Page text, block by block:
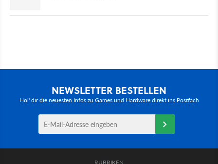
NEWSLETTER BESTELLEN
Hol' dir die neuesten Infos zu Games und Hardware direkt ins Postfach
RUBRIKEN